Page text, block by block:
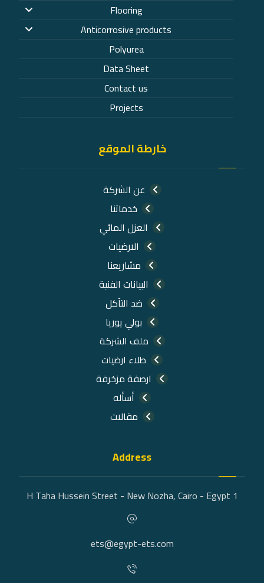
Flooring
Anticorrosive products
Polyurea
Data Sheet
Contact us
Projects
خارطة الموقع
عن الشركة
خدماتنا
العزل المائي
الارضيات
مشاريعنا
البيانات الفنية
ضد التآكل
بولي يوريا
ملف الشركة
طلاء ارضيات
ارصفة مزخرفة
أسأله
مقالات
Address
1 H Taha Hussein Street - New Nozha, Cairo - Egypt
ets@egypt-ets.com